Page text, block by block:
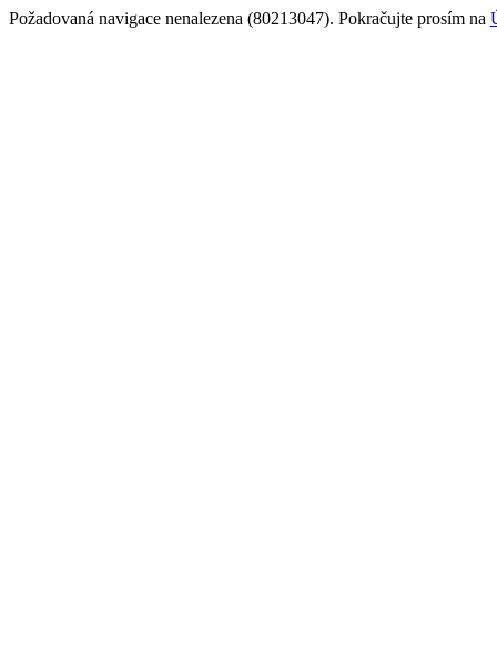
Požadovaná navigace nenalezena (80213047). Pokračujte prosím na